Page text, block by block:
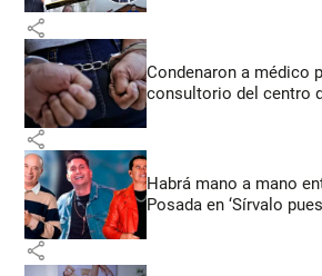
share
Condenaron a médico
consultorio del centro
share
Habrá mano a mano
Posada en ‘Sírvalo
share